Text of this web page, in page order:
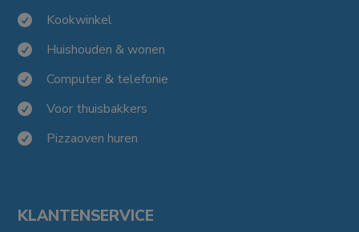
 Kookwinkel
 Huishouden & wonen
 Computer & telefonie
 Voor thuisbakkers
 Pizzaoven huren
KLANTENSERVICE